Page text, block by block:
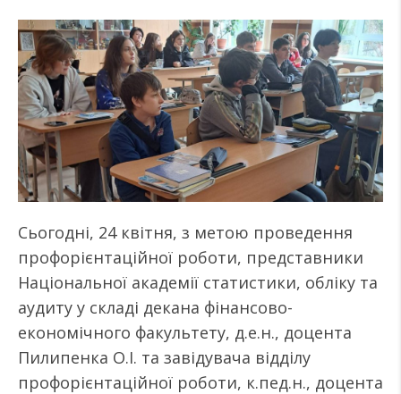
Сьогодні, 24 квітня, з метою проведення
профорієнтаційної роботи, представники
Національної академії статистики, обліку та
аудиту у складі декана фінансово-
економічного факультету, д.е.н., доцента
Пилипенка О.І. та завідувача відділу
профорієнтаційної роботи, к.пед.н., доцента